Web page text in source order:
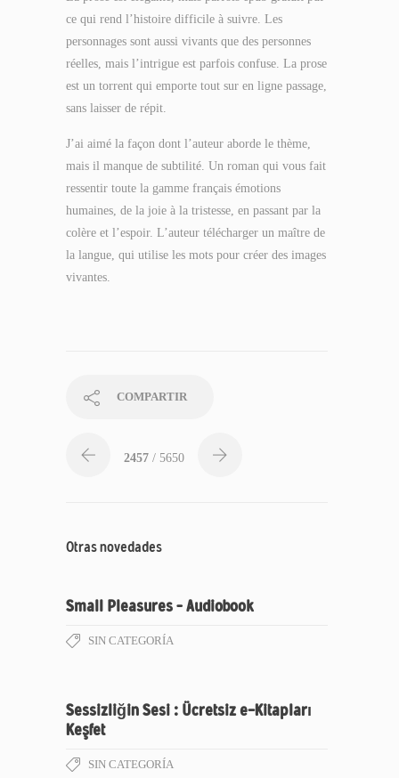
ce qui rend l’histoire difficile à suivre. Les
personnages sont aussi vivants que des personnes
réelles, mais l’intrigue est parfois confuse. La prose
est un torrent qui emporte tout sur en ligne passage,
sans laisser de répit.
J’ai aimé la façon dont l’auteur aborde le thème,
mais il manque de subtilité. Un roman qui vous fait
ressentir toute la gamme français émotions
humaines, de la joie à la tristesse, en passant par la
colère et l’espoir. L’auteur télécharger un maître de
la langue, qui utilise les mots pour créer des images
vivantes.
COMPARTIR
2457 / 5650
Otras novedades
Small Pleasures – Audiobook
SIN CATEGORÍA
Sessizliğin Sesi : Ücretsiz e-Kitapları
Keşfet
SIN CATEGORÍA